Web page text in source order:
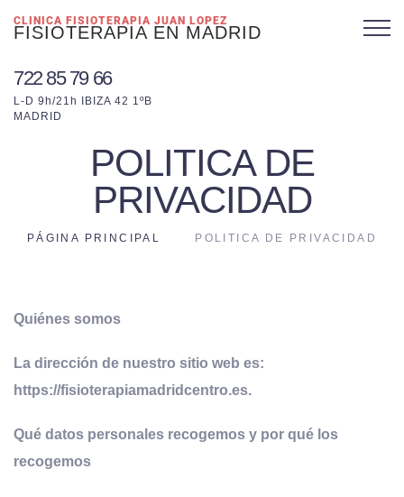
CLINICA FISIOTERAPIA JUAN LOPEZ
FISIOTERAPIA EN MADRID
722 85 79 66
L-D 9h/21h IBIZA 42 1ºB
MADRID
POLITICA DE
PRIVACIDAD
PÁGINA PRINCIPAL POLITICA DE PRIVACIDAD
Quiénes somos
La dirección de nuestro sitio web es:
https://fisioterapiamadridcentro.es.
Qué datos personales recogemos y por qué los
recogemos